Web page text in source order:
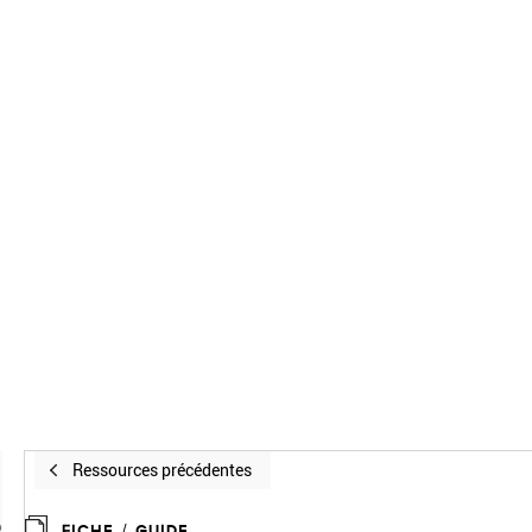
Ressources précédentes
FICHE / GUIDE